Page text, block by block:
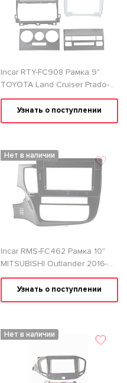
Incar RTY-FC908 Рамка 9"
TOYOTA Land Cruiser Prado-
120
Узнать о поступлении
Нет в наличии
Incar RMS-FC462 Рамка 10"
MITSUBISHI Outlander 2016-
2020
Узнать о поступлении
Нет в наличии